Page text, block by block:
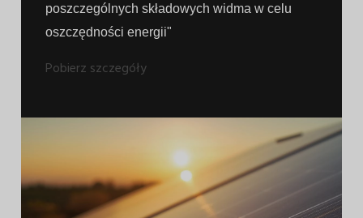
poszczególnych składowych widma w celu
oszczędności energii"
Pobierz szczegóły